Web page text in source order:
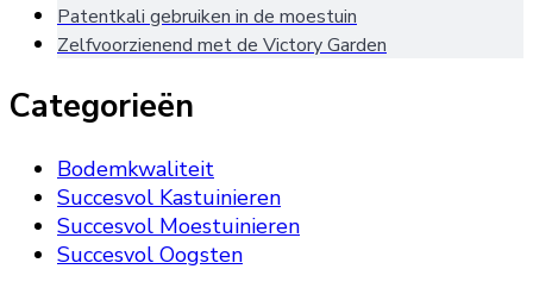
Patentkali gebruiken in de moestuin
Zelfvoorzienend met de Victory Garden
Categorieën
Bodemkwaliteit
Succesvol Kastuinieren
Succesvol Moestuinieren
Succesvol Oogsten